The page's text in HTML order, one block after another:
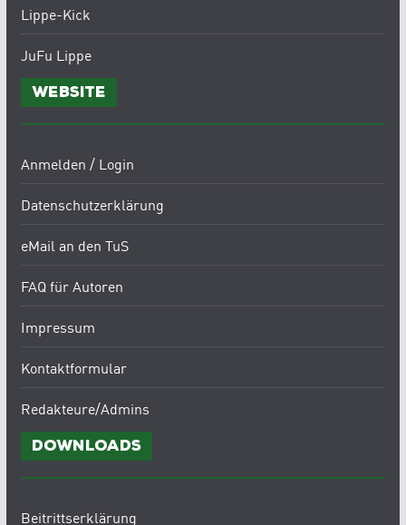
Lippe-Kick
JuFu Lippe
Website
Anmelden / Login
Datenschutzerklärung
eMail an den TuS
FAQ für Autoren
Impressum
Kontaktformular
Redakteure/Admins
Downloads
Beitrittserklärung